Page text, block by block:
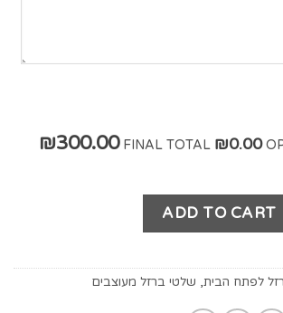
₪0.00
FINAL TOTAL
₪300.00
ADD TO CART
לפתח הבית, שלטי ברזל מעוצבים